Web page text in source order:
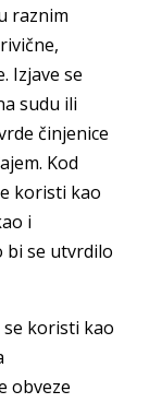
raznim
Izjave se
sudu ili
činjenice
Kod
koristi kao
i
bi se utvrdilo
se koristi kao
obveze